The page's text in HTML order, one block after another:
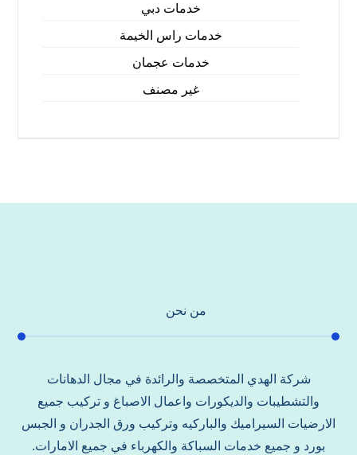
خدمات دبي
خدمات راس الخيمة
خدمات عجمان
غير مصنف
من نحن
شركة الهدي المتخصصة والرائدة في مجال الدهانات
والتشطيبات والديكورات واعمال الاصباغ و تركيب جميع
الارضيات السيراميك والباركيه وتركيب ورق الجدران و الجبس
بورد و جميع خدمات السباكة والكهرباء في جميع الامارات.